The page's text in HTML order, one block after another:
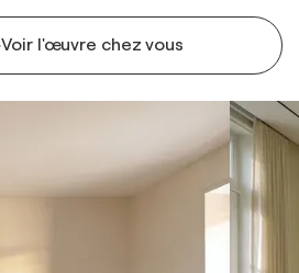
Voir l'œuvre chez vous